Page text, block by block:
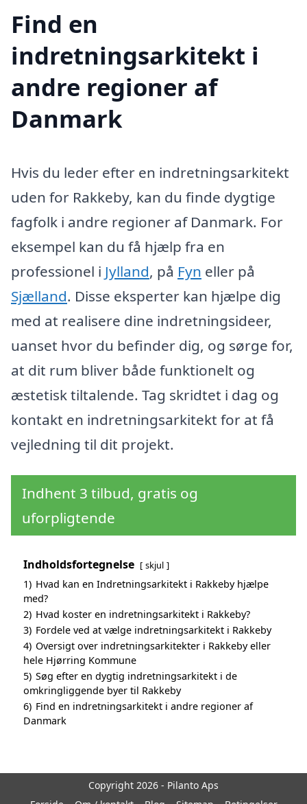
Find en
indretningsarkitekt i
andre regioner af
Danmark
Hvis du leder efter en indretningsarkitekt
uden for Rakkeby, kan du finde dygtige
fagfolk i andre regioner af Danmark. For
eksempel kan du få hjælp fra en
professionel i Jylland, på Fyn eller på
Sjælland. Disse eksperter kan hjælpe dig
med at realisere dine indretningsideer,
uanset hvor du befinder dig, og sørge for,
at dit rum bliver både funktionelt og
æstetisk tiltalende. Tag skridtet i dag og
kontakt en indretningsarkitekt for at få
vejledning til dit projekt.
Indhent 3 tilbud, gratis og
uforpligtende
Indholdsfortegnelse skjul
1) Hvad kan en Indretningsarkitekt i Rakkeby hjælpe
med?
2) Hvad koster en indretningsarkitekt i Rakkeby?
3) Fordele ved at vælge indretningsarkitekt i Rakkeby
4) Oversigt over indretningsarkitekter i Rakkeby eller
hele Hjørring Kommune
5) Søg efter en dygtig indretningsarkitekt i de
omkringliggende byer til Rakkeby
6) Find en indretningsarkitekt i andre regioner af
Danmark
Copyright 2026 - Pilanto Aps